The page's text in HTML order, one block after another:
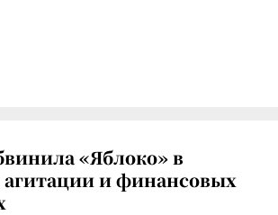
«Яблоко» в
агитации и финансовых